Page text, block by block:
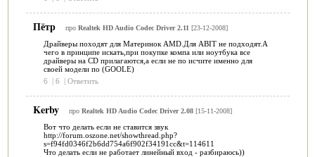
Пётр про Realtek HD Audio Codec Driver 2.11 [23-12-2008]
Драйверы походят для Материнок AMD.Для ABIT не подходят.А
чего в принципе искать,при покупке компа или ноутбука все
драйверы на CD прилагаются,а если не по исчите именно для
своей модели по (GOOLE)
6
| 6 | Ответить
Kerby про Realtek HD Audio Codec Driver 2.08[15-11-2008]
Вот что делать если не ставится звук
http://forum.oszone.net/showthread.php?
s=f94fd0346f2b6dd754a6f902f34191cc&t=114611
Что делать если не работает линейный вход - разбираюсь))